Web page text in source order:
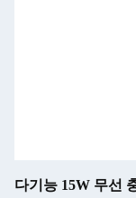
다기능 15W 무선